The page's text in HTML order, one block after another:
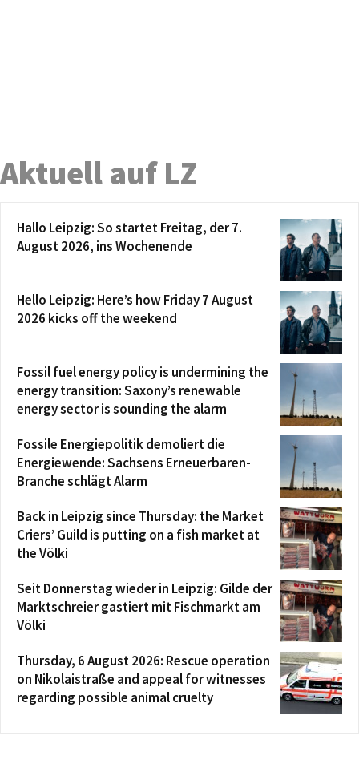
Aktuell auf LZ
Hallo Leipzig: So startet Freitag, der 7.
August 2026, ins Wochenende
Hello Leipzig: Here’s how Friday 7 August
2026 kicks off the weekend
Fossil fuel energy policy is undermining the
energy transition: Saxony’s renewable
energy sector is sounding the alarm
Fossile Energiepolitik demoliert die
Energiewende: Sachsens Erneuerbaren-
Branche schlägt Alarm
Back in Leipzig since Thursday: the Market
Criers’ Guild is putting on a fish market at
the Völki
Seit Donnerstag wieder in Leipzig: Gilde der
Marktschreier gastiert mit Fischmarkt am
Völki
Thursday, 6 August 2026: Rescue operation
on Nikolaistraße and appeal for witnesses
regarding possible animal cruelty